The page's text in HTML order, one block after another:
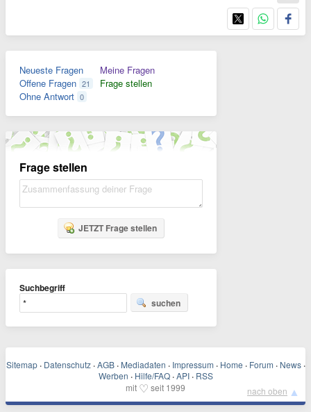
Neueste Fragen
Offene Fragen 21
Ohne Antwort 0
Meine Fragen
Frage stellen
Frage stellen
JETZT Frage stellen
Suchbegriff
suchen
Sitemap · Datenschutz · AGB · Mediadaten · Impressum · Home · Forum · News ·
Werben · Hilfe/FAQ · API · RSS
mit ♡ seit 1999 nach oben ▲